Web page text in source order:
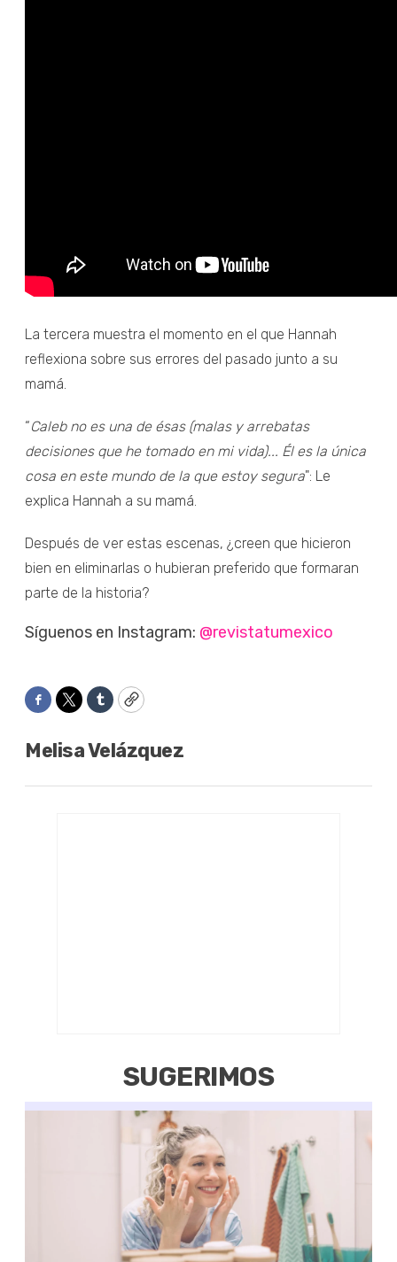
La tercera muestra el momento en el que Hannah
reflexiona sobre sus errores del pasado junto a su
mamá.
“Caleb no es una de ésas (malas y arrebatas
decisiones que he tomado en mi vida)... Él es la única
cosa en este mundo de la que estoy segura": Le
explica Hannah a su mamá.
Después de ver estas escenas, ¿creen que hicieron
bien en eliminarlas o hubieran preferido que formaran
parte de la historia?
Síguenos en Instagram: @revistatumexico
Facebook
TwitterTumblrCopy
Melisa Velázquez
SUGERIMOS